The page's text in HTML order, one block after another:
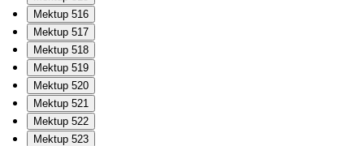
Mektup 516
Mektup 517
Mektup 518
Mektup 519
Mektup 520
Mektup 521
Mektup 522
Mektup 523